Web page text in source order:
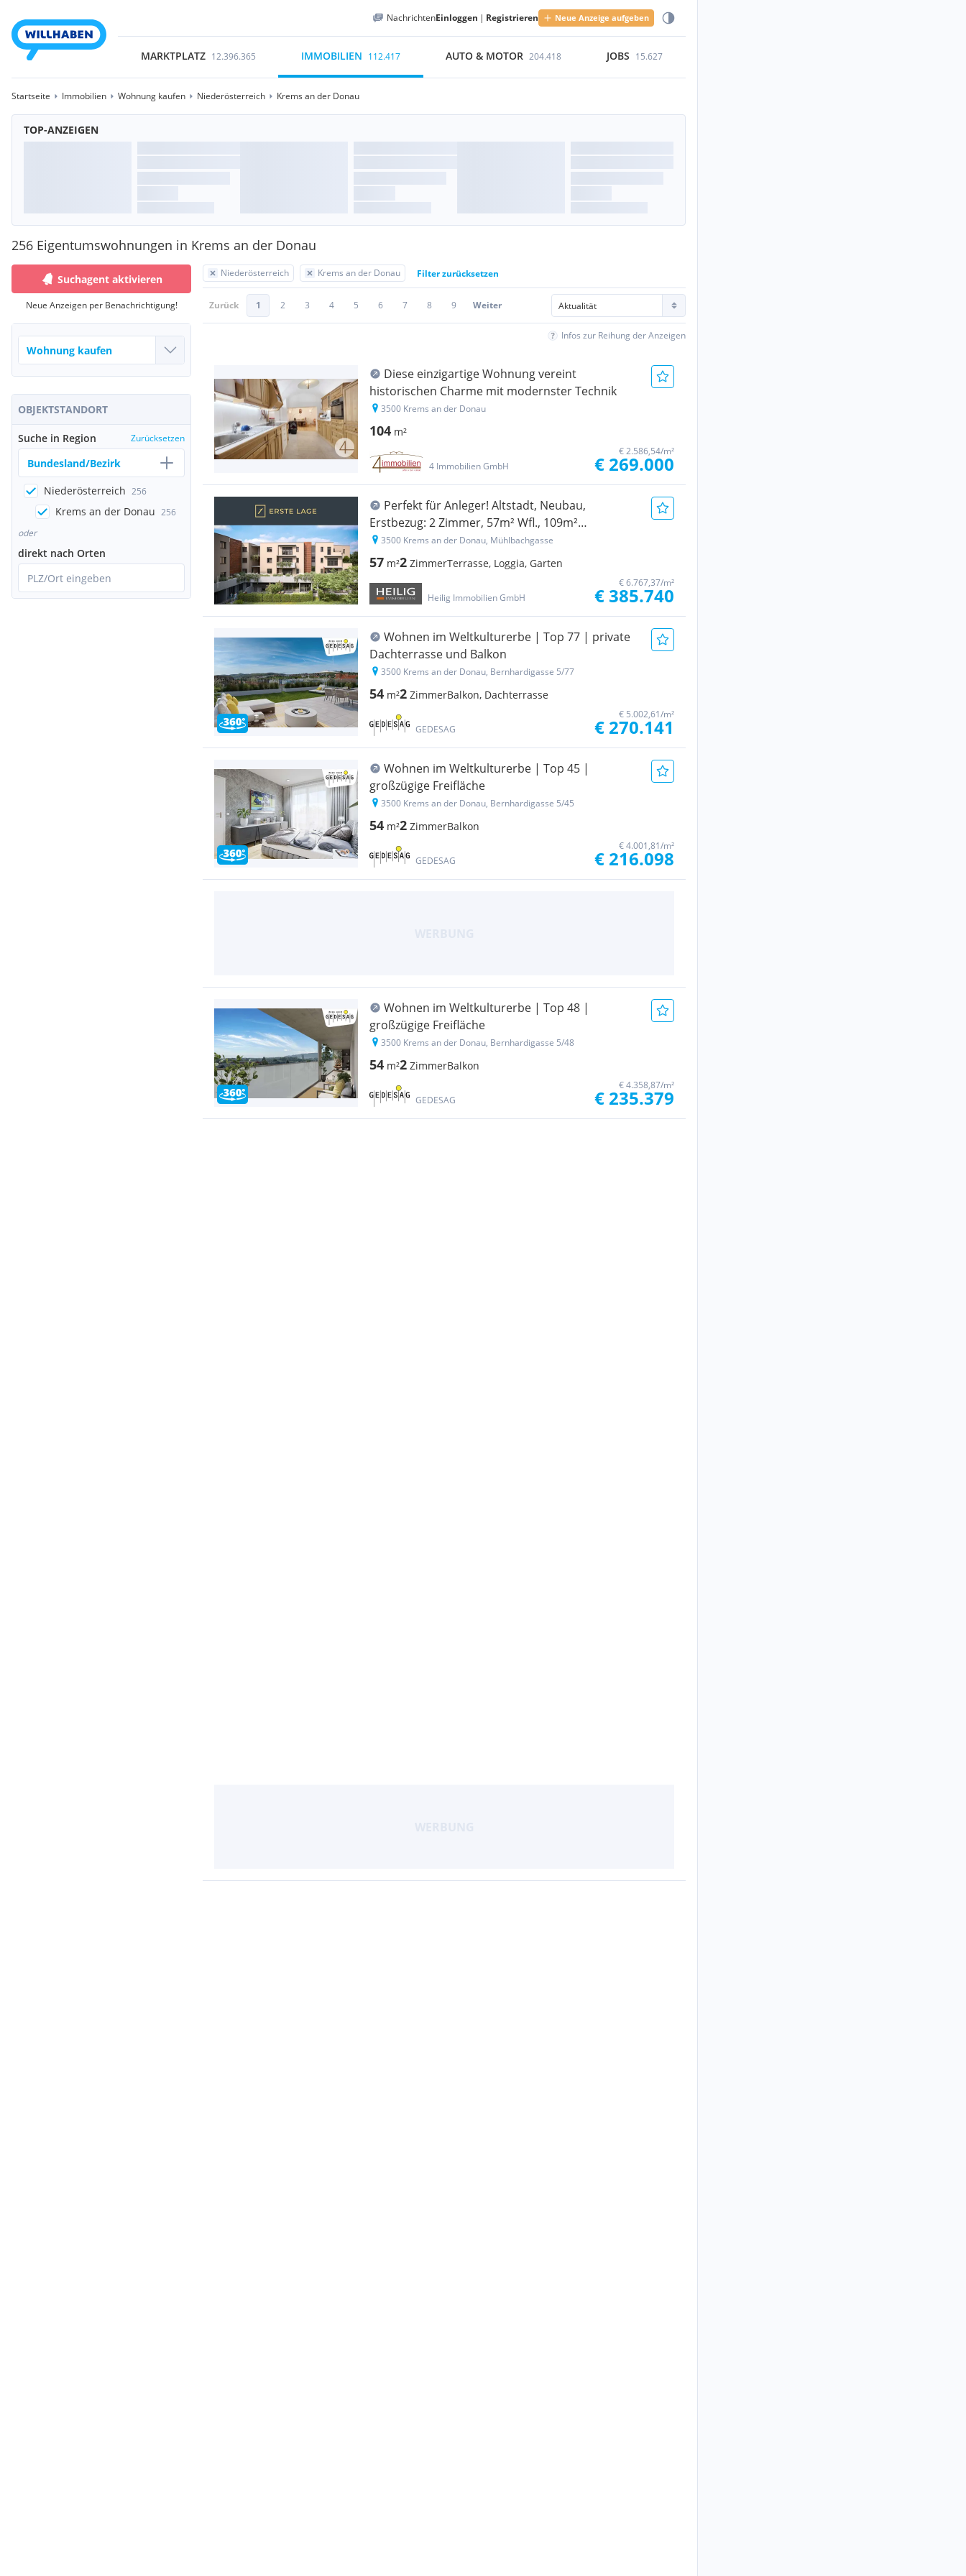
NachrichtenEinloggen | Registrieren Neue Anzeige aufgeben
MARKTPLATZ 12.396.365 IMMOBILIEN 112.417 AUTO & MOTOR 204.418 JOBS 15.627
Startseite Immobilien Wohnung kaufen Niederösterreich Krems an der Donau
TOP-ANZEIGEN
256 Eigentumswohnungen in Krems an der Donau
Suchagent aktivieren
Neue Anzeigen per Benachrichtigung!
OBJEKTSTANDORT
Suche in Region Zurücksetzen
Bundesland/Bezirk
Niederösterreich 256
Krems an der Donau 256
oder
direkt nach Orten
PLZ/Ort eingeben
Niederösterreich Krems an der Donau Filter zurücksetzen
Zurück 1 2 3 4 5 6 7 8 9 Weiter
Infos zur Reihung der Anzeigen
Diese einzigartige Wohnung vereint
historischen Charme mit modernster Technik
3500 Krems an der Donau
104 m²
4 Immobilien GmbH
€ 2.586,54/m²
€ 269.000
Perfekt für Anleger! Altstadt, Neubau,
Erstbezug: 2 Zimmer, 57m² Wfl., 109m²
Außenbereiche, H8/T2
3500 Krems an der Donau, Mühlbachgasse
57 m²2 ZimmerTerrasse, Loggia, Garten
Heilig Immobilien GmbH
€ 6.767,37/m²
€ 385.740
Wohnen im Weltkulturerbe | Top 77 | private
Dachterrasse und Balkon
3500 Krems an der Donau, Bernhardigasse 5/77
54 m²2 ZimmerBalkon, Dachterrasse
GEDESAG
€ 5.002,61/m²
€ 270.141
Wohnen im Weltkulturerbe | Top 45 |
großzügige Freifläche
3500 Krems an der Donau, Bernhardigasse 5/45
54 m²2 ZimmerBalkon
GEDESAG
€ 4.001,81/m²
€ 216.098
Wohnen im Weltkulturerbe | Top 48 |
großzügige Freifläche
3500 Krems an der Donau, Bernhardigasse 5/48
54 m²2 ZimmerBalkon
GEDESAG
€ 4.358,87/m²
€ 235.379